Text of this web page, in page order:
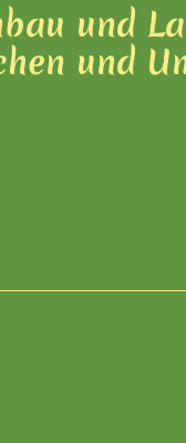
und
und